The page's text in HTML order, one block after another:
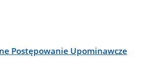
Postępowanie Upominawcze